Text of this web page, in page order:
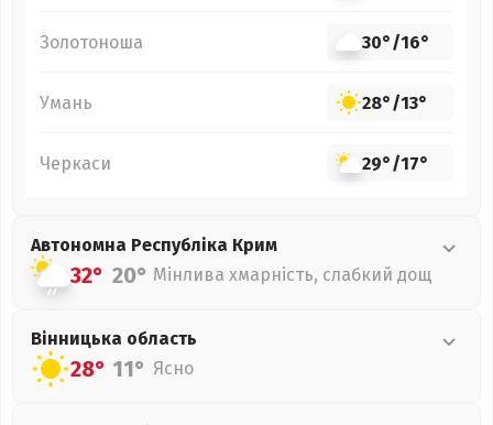
Золотоноша 30°/16°
Умань 28°/13°
Черкаси 29°/17°
Автономна Республіка Крим
32° 20° Мінлива хмарність, слабкий дощ
Вінницька область
28° 11° Ясно